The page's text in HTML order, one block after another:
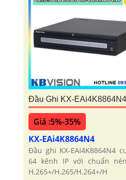
Đầu Ghi KX-EAi4K8864N4
Giá :5%-35%
KX-EAi4K8864N4
Đầu ghi KX-EAi4K8864N4
64 kênh IP với chuẩn
H.265+/H.265/H.264+/H